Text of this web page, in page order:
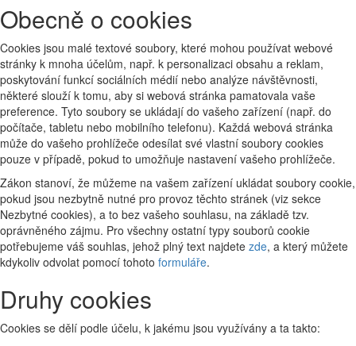
Obecně o cookies
Cookies jsou malé textové soubory, které mohou používat webové
stránky k mnoha účelům, např. k personalizaci obsahu a reklam,
poskytování funkcí sociálních médií nebo analýze návštěvnosti,
některé slouží k tomu, aby si webová stránka pamatovala vaše
preference. Tyto soubory se ukládají do vašeho zařízení (např. do
počítače, tabletu nebo mobilního telefonu). Každá webová stránka
může do vašeho prohlížeče odesílat své vlastní soubory cookies
pouze v případě, pokud to umožňuje nastavení vašeho prohlížeče.
Zákon stanoví, že můžeme na vašem zařízení ukládat soubory cookie,
pokud jsou nezbytně nutné pro provoz těchto stránek (viz sekce
Nezbytné cookies), a to bez vašeho souhlasu, na základě tzv.
oprávněného zájmu. Pro všechny ostatní typy souborů cookie
potřebujeme váš souhlas, jehož plný text najdete zde, a který můžete
kdykoliv odvolat pomocí tohoto formuláře.
Druhy cookies
Cookies se dělí podle účelu, k jakému jsou využívány a ta takto: